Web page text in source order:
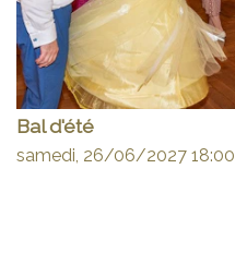
Bal d'été
samedi, 26/06/2027 18:00